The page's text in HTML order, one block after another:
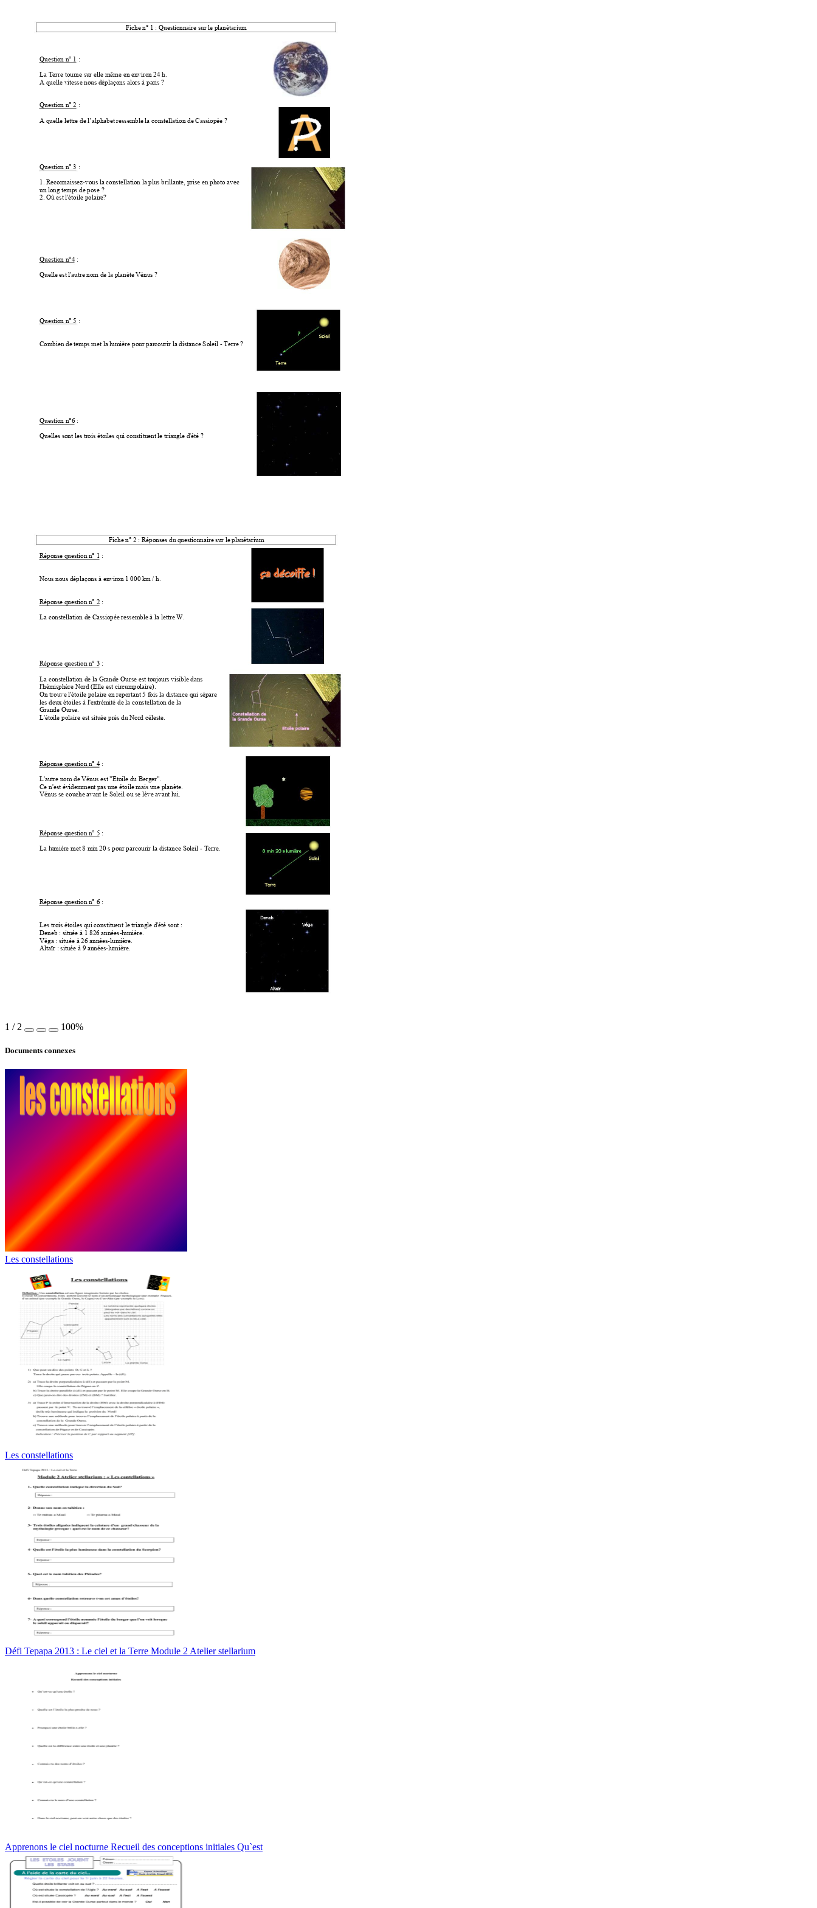
Fiche n° 1 : Questionnaire sur le planétarium
Question n° 1 :
La Terre tourne sur elle même en environ 24 h.
A quelle vitesse nous déplaçons alors à paris ?
Question n° 2 :
A quelle lettre de l’alphabet ressemble la constellation de Cassiopée ?
Question n° 3 :
1. Reconnaissez-vous la constellation la plus brillante, prise en photo avec
un long temps de pose ?
2. Où est l'étoile polaire?
Question n°4 :
Quelle est l'autre nom de la planète Vénus ?
Question n° 5 :
Combien de temps met la lumière pour parcourir la distance Soleil - Terre ?
Question n°6 :
Quelles sont les trois étoiles qui constituent le triangle d'été ?
Fiche n° 2 : Réponses du questionnaire sur le planétarium
Réponse question n° 1 :
Nous nous déplaçons à environ 1 000 km / h.
Réponse question n° 2 :
La constellation de Cassiopée ressemble à la lettre W.
Réponse question n° 3 :
La constellation de la Grande Ourse est toujours visible dans
l'hémisphère Nord (Elle est circumpolaire).
On trouve l'étoile polaire en reportant 5 fois la distance qui sépare
les deux étoiles à l'extrémité de la constellation de la
Grande Ourse.
L'étoile polaire est située près du Nord céleste.
Réponse question n° 4 :
L'autre nom de Vénus est "Etoile du Berger".
Ce n'est évidemment pas une étoile mais une planète.
Vénus se couche avant le Soleil ou se lève avant lui.
Réponse question n° 5 :
La lumière met 8 min 20 s pour parcourir la distance Soleil - Terre.
Réponse question n° 6 :
Les trois étoiles qui constituent le triangle d'été sont :
Deneb : située à 1 826 années-lumière.
Véga : située à 26 années-lumière.
Altaïr : située à 9 années-lumière.
1 / 2 100%
Documents connexes
Les constellations
Les constellations
Défi Tepapa 2013 : Le ciel et la Terre Module 2 Atelier stellarium
Apprenons le ciel nocturne Recueil des conceptions initiales Qu`est